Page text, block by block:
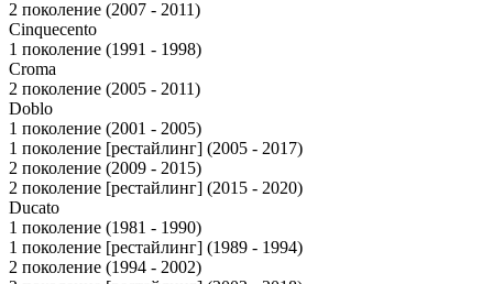
2 поколение (2007 - 2011)
Cinquecento
1 поколение (1991 - 1998)
Croma
2 поколение (2005 - 2011)
Doblo
1 поколение (2001 - 2005)
1 поколение [рестайлинг] (2005 - 2017)
2 поколение (2009 - 2015)
2 поколение [рестайлинг] (2015 - 2020)
Ducato
1 поколение (1981 - 1990)
1 поколение [рестайлинг] (1989 - 1994)
2 поколение (1994 - 2002)